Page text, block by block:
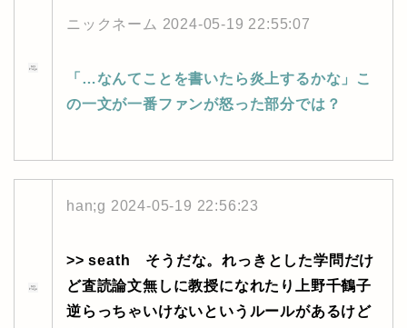
ニックネーム 2024-05-19 22:55:07
「…なんてことを書いたら炎上するかな」こ
の一文が一番ファンが怒った部分では？
han;g 2024-05-19 22:56:23
>> seath そうだな。れっきとした学問だけ
ど査読論文無しに教授になれたり上野千鶴子
逆らっちゃいけないというルールがあるけど